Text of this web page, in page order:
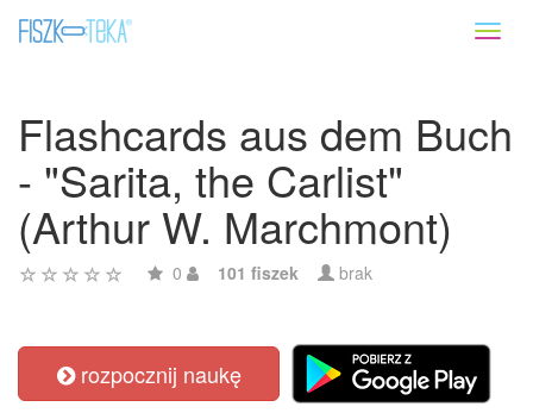
Flashcards aus dem Buch
- "Sarita, the Carlist"
(Arthur W. Marchmont)
0 101 fiszek brak
rozpocznij naukę